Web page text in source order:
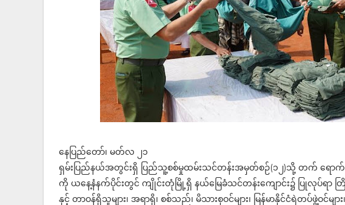
နေပြည်တော်၊ မတ်လ ၂၁
ရှမ်းပြည်နယ်အတွင်းရှိ ပြည်သူ့စစ်မှုထမ်းသင်တန်းအမှတ်စဉ်(၁၂)သို့ တက် ရောက်က
ကို ယနေ့နံနက်ပိုင်းတွင် ကျိုင်းတုံမြို့ရှိ နယ်မြေခံသင်တန်းကျောင်း၌ ပြုလုပ်ရာ တ
နှင့် တာဝန်ရှိသူများ၊ အရာရှိ၊ စစ်သည်၊ မိသားစုဝင်များ၊ မြန်မာနိုင်ငံရဲတပ်ဖွဲ့ဝင်မျ